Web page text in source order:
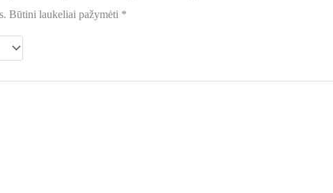
Būtini laukeliai pažymėti *